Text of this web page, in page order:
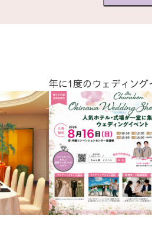
年に1度のウェディング